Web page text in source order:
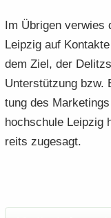
Im Üb­ri­gen ver­wies
Leip­zig auf
dem Ziel, der
Un­ter­stüt­zung bzw.
tung des
hoch­schu­le Leip­zig
reits zu­ge­sagt.